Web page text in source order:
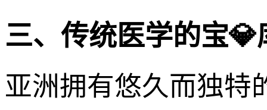
三、传统医学的宝
亚洲拥有悠久而独特